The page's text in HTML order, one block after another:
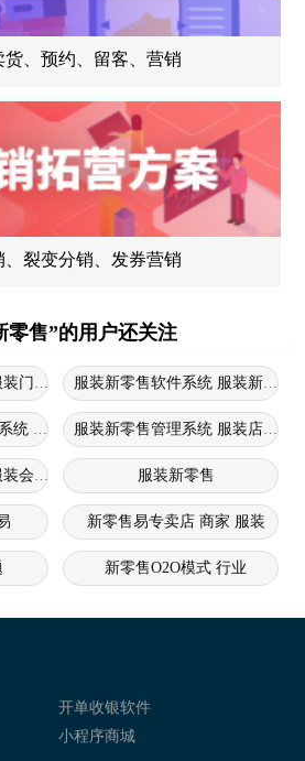
货、预约、留客、营销
、裂变分销、发券营销
零售”的用户还关注
门店进销存软件 服装新零售系统
统 服装新零售系统 服装进销存erp系统
服装新零售管理系统 服装店新零
会员管理系统 服装新零售软件
服装新零售
新零售易专卖店 商家 服装
新零售O2O模式 行业
衣盈易 新零售
开单收银软件
小程序商城